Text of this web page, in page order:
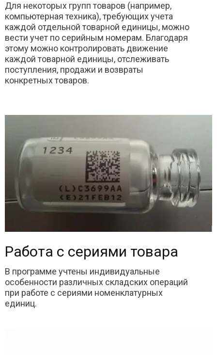
Для некоторых групп товаров (например,
компьютерная техника), требующих учета
каждой отдельной товарной единицы, можно
вести учет по серийным номерам. Благодаря
этому можно контролировать движение
каждой товарной единицы, отслеживать
поступления, продажи и возвраты
конкретных товаров.
Работа с сериями товара
В программе учтены индивидуальные
особенности различных складских операций
при работе с сериями номенклатурных
единиц.